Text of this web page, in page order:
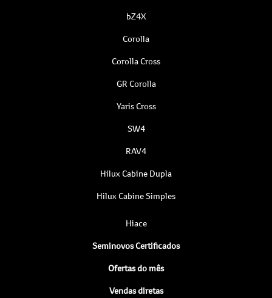
bZ4X
Corolla
Corolla Cross
GR Corolla
Yaris Cross
SW4
RAV4
Hilux Cabine Dupla
Hilux Cabine Simples
Hiace
Seminovos Certificados
Ofertas do mês
Vendas diretas